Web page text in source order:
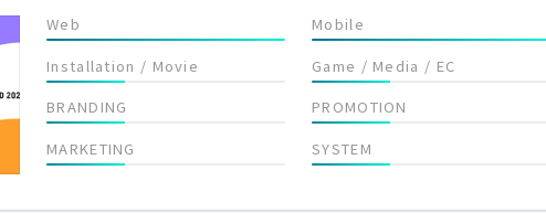
アジアの領域へと拡げていきます。 現在稼働しているタイ、ベトナムだけでなく、東
のメンバーと共にアジアのデジタルデザイン業界を牽引していきます。 着実に実績を積
ィを向上し、アジアNo.1のDesign & Tech Companyを目指します。
Web
Installation / Movie
BRANDING
MARKETING
Mobile
Game / Media / EC
PROMOTION
SYSTEM